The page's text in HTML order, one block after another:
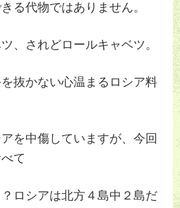
る代物ではありません。
、されどロールキャベツ。
抜かない心温まるロシア料
を中傷していますが、今回
て
ロシアは北方４島中２島だ